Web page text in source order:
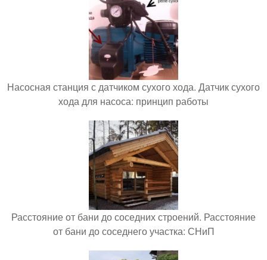
Насосная станция с датчиком сухого хода. Датчик сухого
хода для насоса: принцип работы
Расстояние от бани до соседних строений. Расстояние
от бани до соседнего участка: СНиП